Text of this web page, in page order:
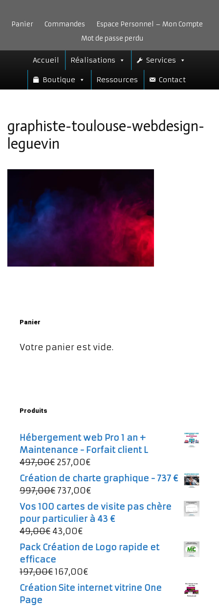
contenu
Panier Commandes
Espace Personnel – Mon Compte
Mot de passe perdu
Accueil Réalisations Services
Boutique Ressources Contact
graphiste-toulouse-webdesign-
leguevin
Panier
Votre panier est vide.
Produits
Hébergement web Pro 1 an +
Maintenance - Forfait client L
497,00€ Le
prix
initial
était :
497,00€.
257,00€Le
prix
actuel
257,00€.
Création de charte graphique - 737 €
997,00€ Le
prix
initial
était :
997,00€.
737,00€Le
prix
actuel
Vos 100 cartes de visite pas chère
pour particulier à 43 €
49,00€ Le
prix
initial
était :
49,00€.
43,00€Le
prix
actuel
est :
Pack Création de Logo rapide et
efficace
197,00€Le
prix
167,00€Le
prix
Création Site internet vitrine One
Page